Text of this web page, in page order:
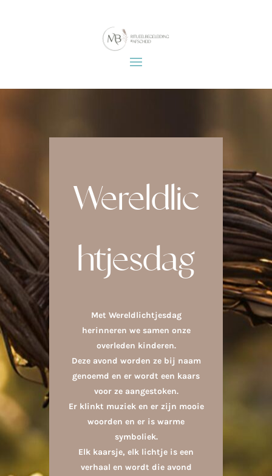
Wereldlic
htjesdag
Met Wereldlichtjesdag
herinneren we samen onze
overleden kinderen.
Deze avond worden ze bij naam
genoemd en er wordt een kaars
voor ze aangestoken.
Er klinkt muziek en er zijn mooie
woorden en er is warme
symboliek.
Elk kaarsje, elk lichtje is een
verhaal en wordt die avond